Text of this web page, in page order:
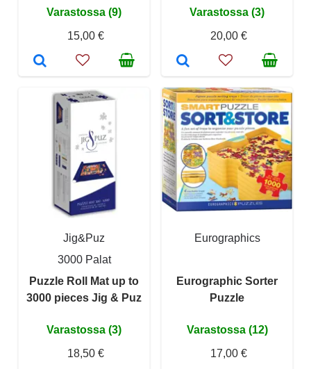
Varastossa (9)
15,00 €
Varastossa (3)
20,00 €
Jig&Puz
3000 Palat
Puzzle Roll Mat up to
3000 pieces Jig & Puz
Varastossa (3)
18,50 €
Eurographics
Eurographic Sorter
Puzzle
Varastossa (12)
17,00 €